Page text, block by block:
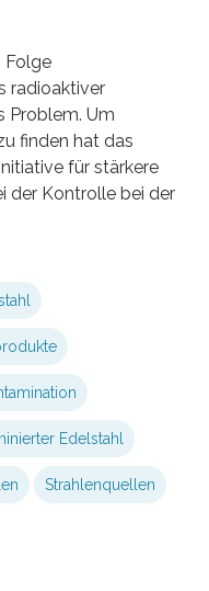
Folge
radioaktiver
Problem. Um
finden hat das
für stärkere
der Kontrolle bei der
Edelstahl
Strahlenquellen